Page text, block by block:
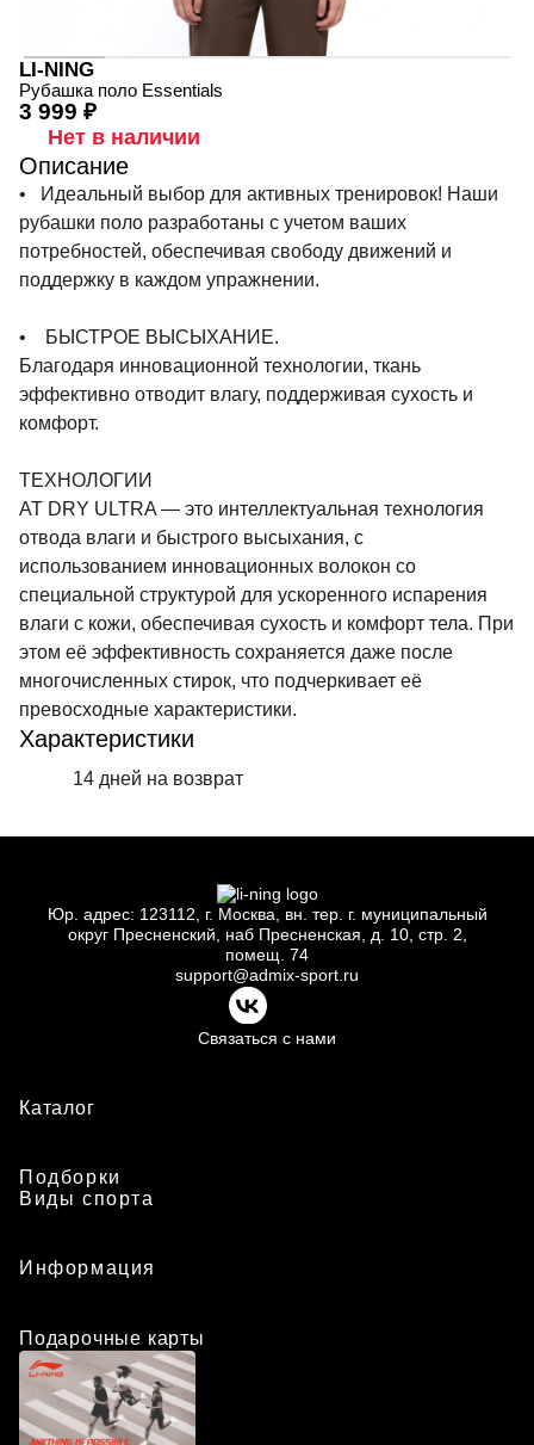
LI-NING
Рубашка поло Essentials
3 999 ₽
Нет в наличии
Описание
• Идеальный выбор для активных тренировок! Наши
рубашки поло разработаны с учетом ваших
потребностей, обеспечивая свободу движений и
поддержку в каждом упражнении.
• БЫСТРОЕ ВЫСЫХАНИЕ.
Благодаря инновационной технологии, ткань
эффективно отводит влагу, поддерживая сухость и
комфорт.
ТЕХНОЛОГИИ
AT DRY ULTRA — это интеллектуальная технология
отвода влаги и быстрого высыхания, с
использованием инновационных волокон со
специальной структурой для ускоренного испарения
влаги с кожи, обеспечивая сухость и комфорт тела. При
этом её эффективность сохраняется даже после
многочисленных стирок, что подчеркивает её
превосходные характеристики.
Характеристики
14 дней на возврат
Юр. адрес: 123112, г. Москва, вн. тер. г. муниципальный
округ Пресненский, наб Пресненская, д. 10, стр. 2,
помещ. 74
support@admix-sport.ru
Связаться с нами
Каталог
Подборки
Виды спорта
Информация
Подарочные карты